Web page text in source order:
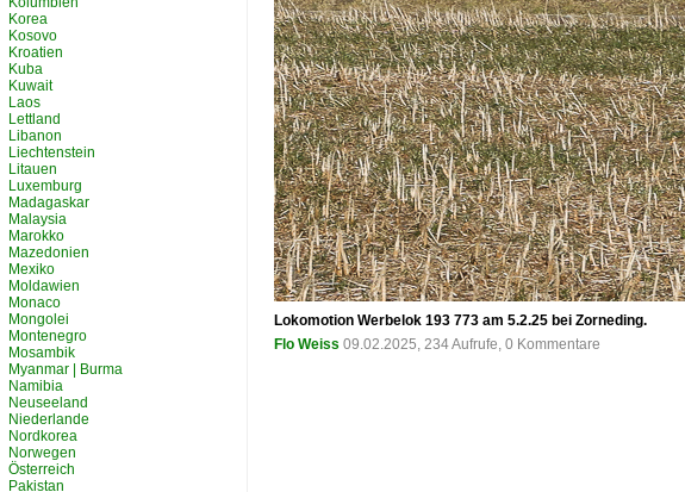
Lokomotion Werbelok 193 773 am 5.2.25 bei Zorneding.
Flo Weiss 09.02.2025, 234 Aufrufe, 0 Kommentare
Korea
Kosovo
Kroatien
Kuba
Kuwait
Laos
Lettland
Libanon
Liechtenstein
Litauen
Luxemburg
Madagaskar
Malaysia
Marokko
Mazedonien
Mexiko
Moldawien
Monaco
Mongolei
Montenegro
Mosambik
Myanmar | Burma
Namibia
Neuseeland
Niederlande
Nordkorea
Norwegen
Österreich
Pakistan